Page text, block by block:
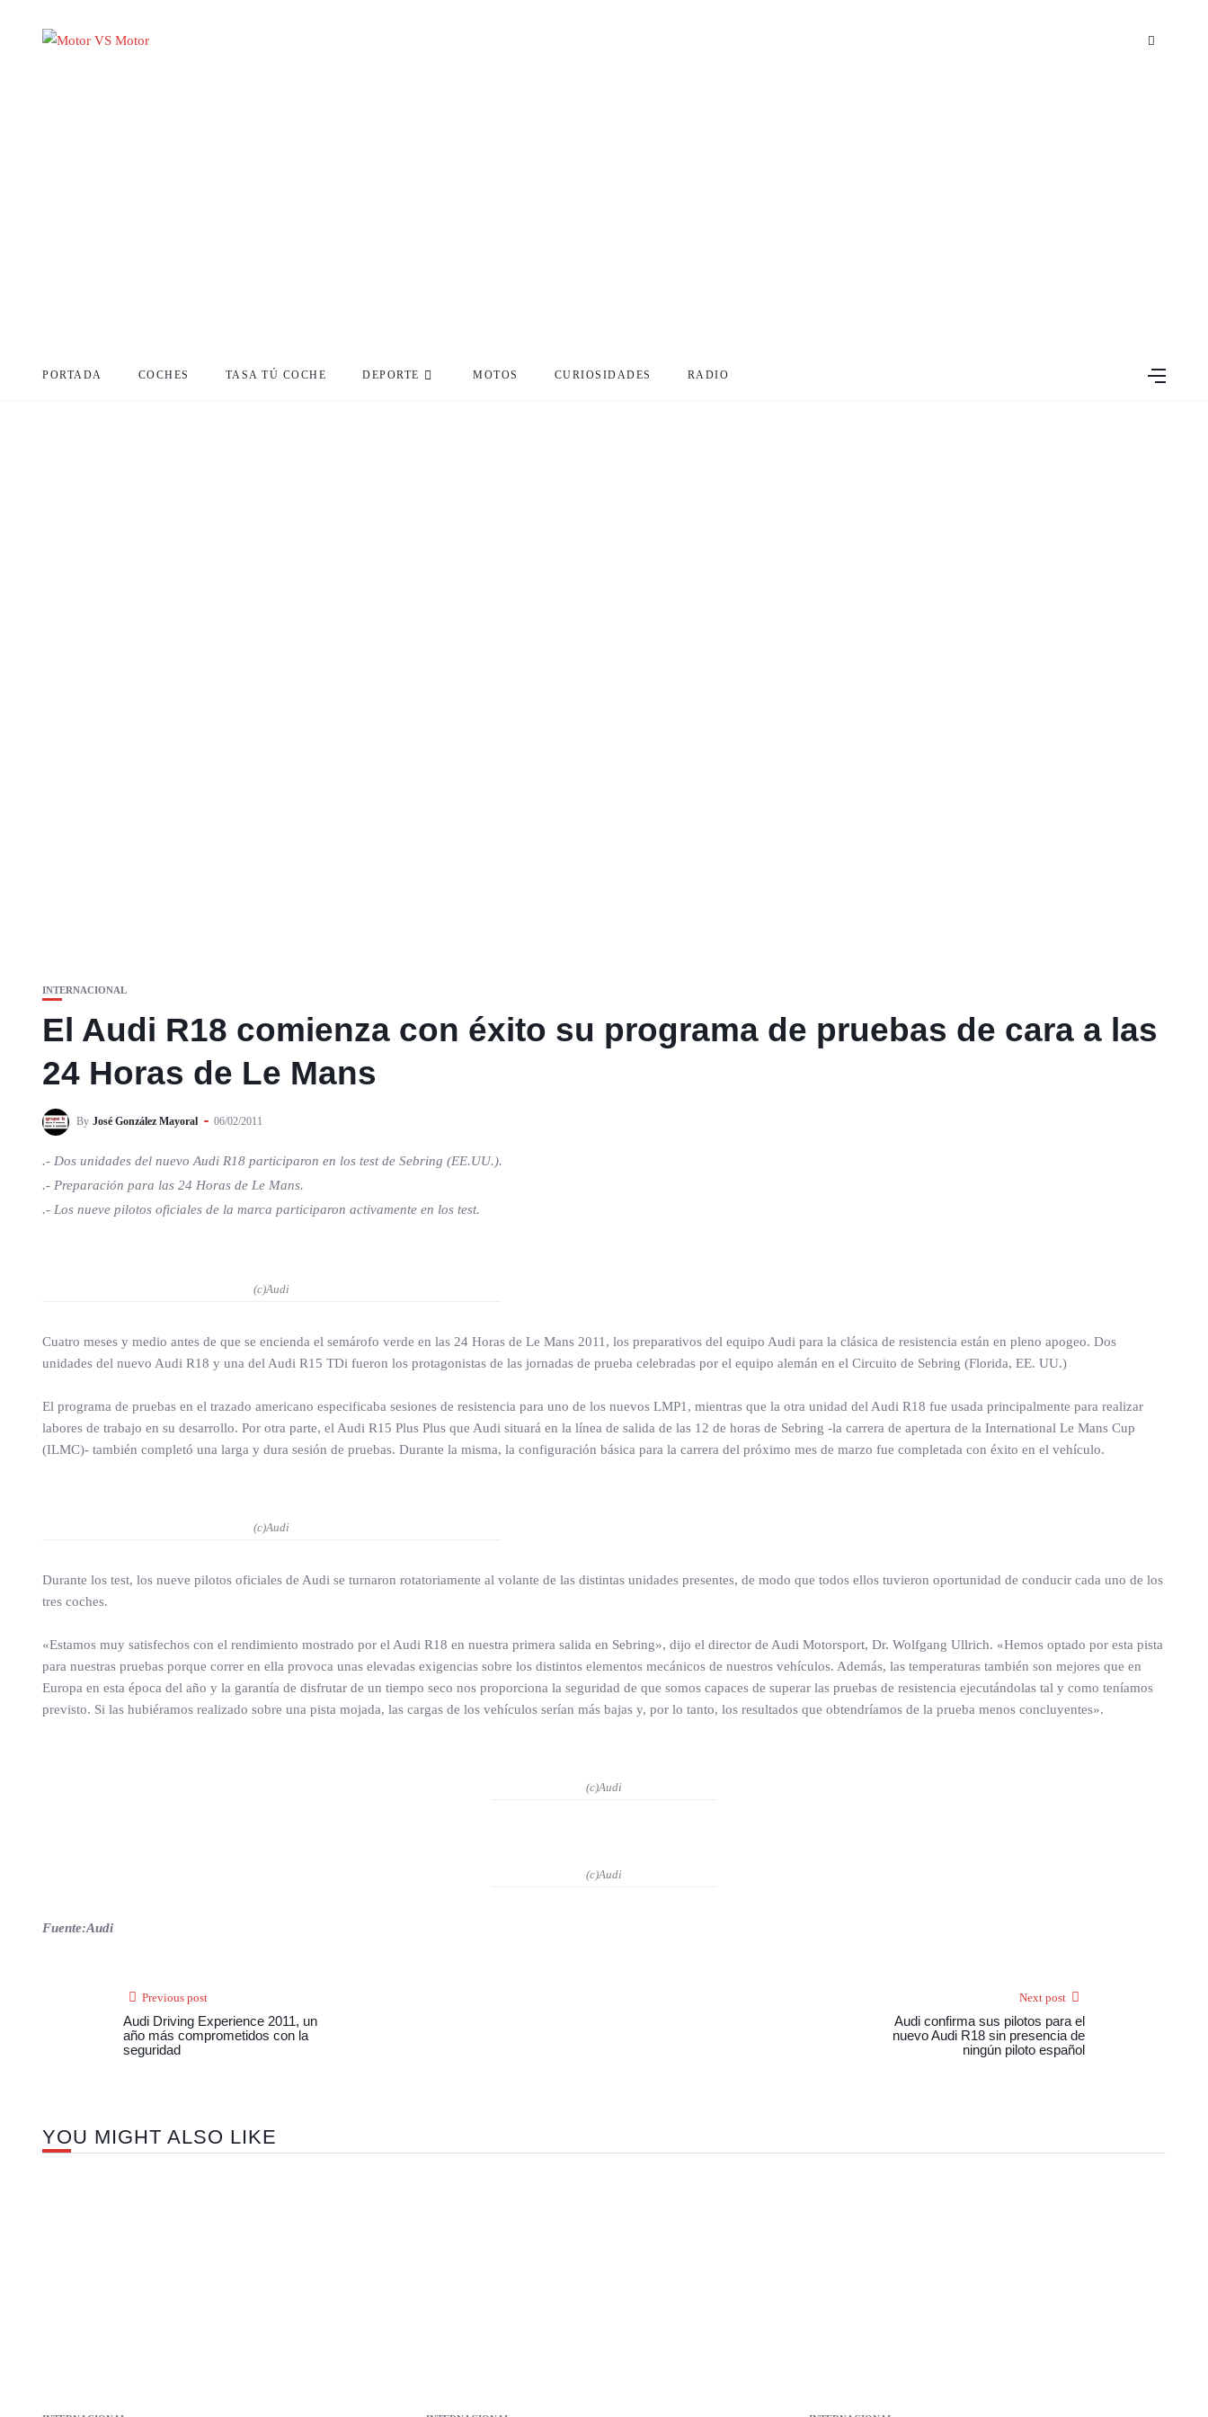
PORTADA COCHES TASA TÚ COCHE DEPORTE MOTOS CURIOSIDADES RADIO
INTERNACIONAL
El Audi R18 comienza con éxito su programa de pruebas de cara a las
24 Horas de Le Mans
By José González Mayoral 06/02/2011
.- Dos unidades del nuevo Audi R18 participaron en los test de Sebring (EE.UU.).
.- Preparación para las 24 Horas de Le Mans.
.- Los nueve pilotos oficiales de la marca participaron activamente en los test.
(c)Audi
Cuatro meses y medio antes de que se encienda el semárofo verde en las 24 Horas de Le Mans 2011, los preparativos del equipo Audi para la clásica de resistencia están en pleno apogeo. Dos
unidades del nuevo Audi R18 y una del Audi R15 TDi fueron los protagonistas de las jornadas de prueba celebradas por el equipo alemán en el Circuito de Sebring (Florida, EE. UU.)
El programa de pruebas en el trazado americano especificaba sesiones de resistencia para uno de los nuevos LMP1, mientras que la otra unidad del Audi R18 fue usada principalmente para realizar
labores de trabajo en su desarrollo. Por otra parte, el Audi R15 Plus Plus que Audi situará en la línea de salida de las 12 de horas de Sebring -la carrera de apertura de la International Le Mans Cup
(ILMC)- también completó una larga y dura sesión de pruebas. Durante la misma, la configuración básica para la carrera del próximo mes de marzo fue completada con éxito en el vehículo.
(c)Audi
Durante los test, los nueve pilotos oficiales de Audi se turnaron rotatoriamente al volante de las distintas unidades presentes, de modo que todos ellos tuvieron oportunidad de conducir cada uno de los
tres coches.
«Estamos muy satisfechos con el rendimiento mostrado por el Audi R18 en nuestra primera salida en Sebring», dijo el director de Audi Motorsport, Dr. Wolfgang Ullrich. «Hemos optado por esta pista
para nuestras pruebas porque correr en ella provoca unas elevadas exigencias sobre los distintos elementos mecánicos de nuestros vehículos. Además, las temperaturas también son mejores que en
Europa en esta época del año y la garantía de disfrutar de un tiempo seco nos proporciona la seguridad de que somos capaces de superar las pruebas de resistencia ejecutándolas tal y como teníamos
previsto. Si las hubiéramos realizado sobre una pista mojada, las cargas de los vehículos serían más bajas y, por lo tanto, los resultados que obtendríamos de la prueba menos concluyentes».
(c)Audi
(c)Audi
Fuente:Audi
Previous post
Audi Driving Experience 2011, un
año más comprometidos con la
seguridad
Next post
Audi confirma sus pilotos para el
nuevo Audi R18 sin presencia de
ningún piloto español
YOU MIGHT ALSO LIKE